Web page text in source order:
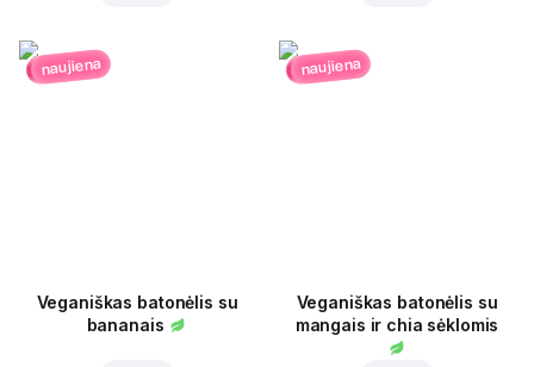
naujiena
Veganiškas batonėlis su
bananais
naujiena
Veganiškas batonėlis su
mangais ir chia sėklomis